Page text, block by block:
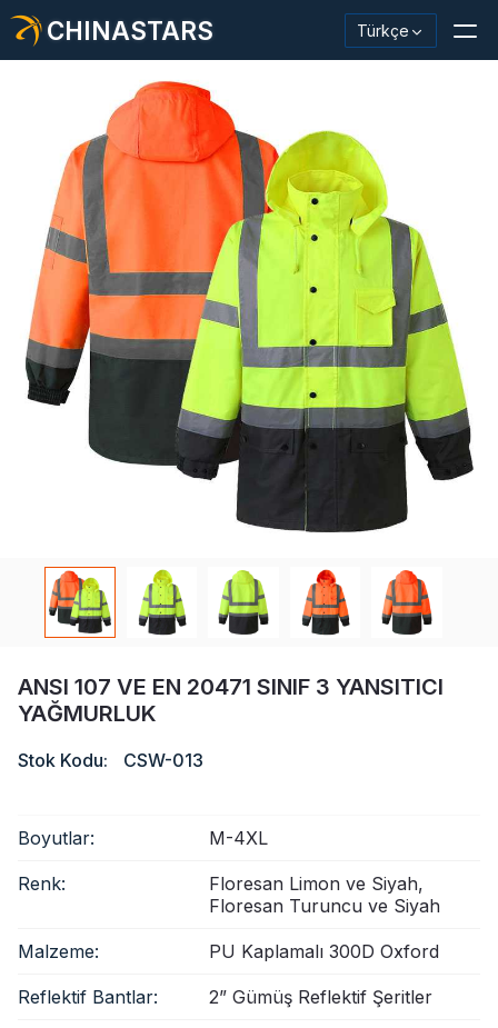
CHINASTARS Türkçe
Yansıtıcı Malzeme / Bant
Moda Yansıtıcı Kumaş
Güvenlik Kıyafetleri
Karanlıkta Parlayan Malzeme
Endüstriyel Yıkama Trimi
CHINASTARS Hakkında
Video
ANSI 107 VE EN 20471 SINIF 3 YANSITICI
YAĞMURLUK
Stok Kodu: CSW-013
Boyutlar: M-4XL
Renk:
Floresan Limon ve Siyah,
Floresan Turuncu ve Siyah
Malzeme: PU Kaplamalı 300D Oxford
Reflektif Bantlar: 2” Gümüş Reflektif Şeritler